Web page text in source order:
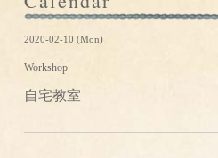
2020-02-10 (Mon)
Workshop
自宅教室